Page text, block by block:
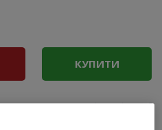
КУПИТИ